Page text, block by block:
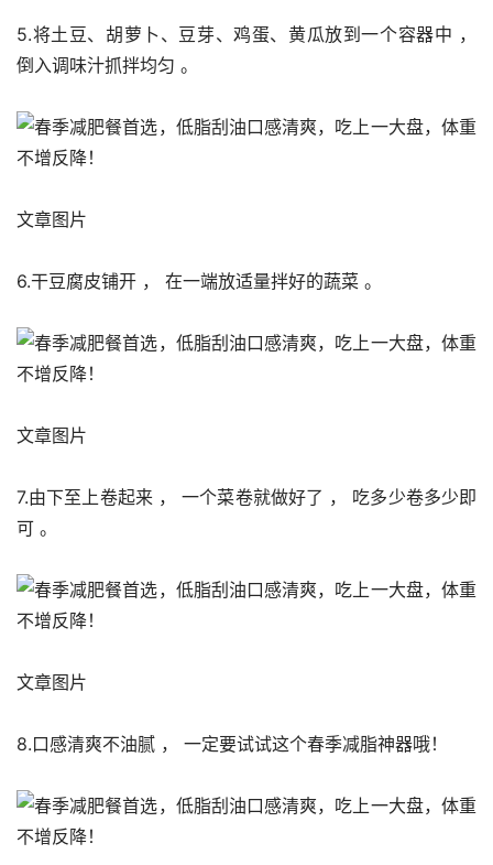
5.将土豆、胡萝卜、豆芽、鸡蛋、黄瓜放到一个容器中 ，
倒入调味汁抓拌均匀 。
文章图片
6.干豆腐皮铺开 ， 在一端放适量拌好的蔬菜 。
文章图片
7.由下至上卷起来 ， 一个菜卷就做好了 ， 吃多少卷多少即
可 。
文章图片
8.口感清爽不油腻 ， 一定要试试这个春季减脂神器哦！